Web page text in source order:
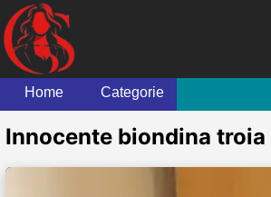
Home Categorie
Innocente biondina